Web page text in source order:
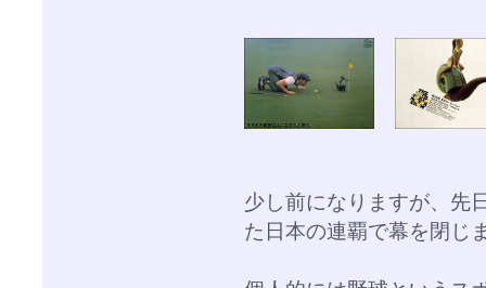
少し前になりますが、先
た日本の連覇で幕を閉じ